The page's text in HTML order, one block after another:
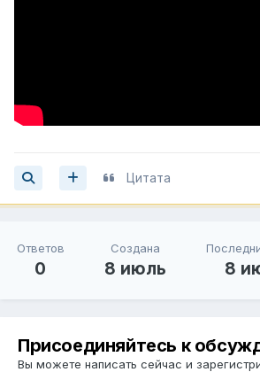
Цитата
Ответов
0
Создана
8 июль 8
Присоединяйтесь к
Вы можете написать сейчас и